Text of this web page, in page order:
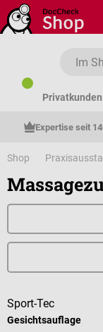
Zum Hauptinhalt
Privatkunden
Expertise seit
Shop
Sport-Tec
Gesichtsauflage